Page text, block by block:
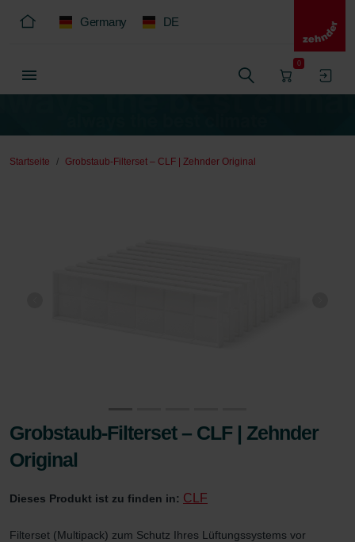
Germany DE
0
Startseite Grobstaub-Filterset – CLF | Zehnder Original
Grobstaub-Filterset – CLF | Zehnder
Original
Dieses Produkt ist zu finden in: CLF
Filterset (Multipack) zum Schutz Ihres Lüftungssystems vor